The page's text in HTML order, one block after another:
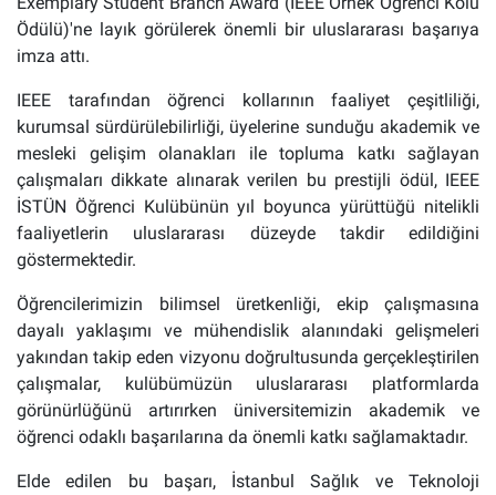
Ödülü)'ne layık görülerek önemli bir uluslararası başarıya
imza attı.
IEEE tarafından öğrenci kollarının faaliyet çeşitliliği,
kurumsal sürdürülebilirliği, üyelerine sunduğu akademik ve
mesleki gelişim olanakları ile topluma katkı sağlayan
çalışmaları dikkate alınarak verilen bu prestijli ödül, IEEE
İSTÜN Öğrenci Kulübünün yıl boyunca yürüttüğü nitelikli
faaliyetlerin uluslararası düzeyde takdir edildiğini
göstermektedir.
Öğrencilerimizin bilimsel üretkenliği, ekip çalışmasına
dayalı yaklaşımı ve mühendislik alanındaki gelişmeleri
yakından takip eden vizyonu doğrultusunda gerçekleştirilen
çalışmalar, kulübümüzün uluslararası platformlarda
görünürlüğünü artırırken üniversitemizin akademik ve
öğrenci odaklı başarılarına da önemli katkı sağlamaktadır.
Elde edilen bu başarı, İstanbul Sağlık ve Teknoloji